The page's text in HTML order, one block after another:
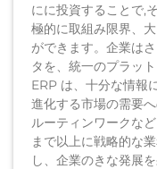
にに投資することで,
極的に取組み限界、
ができます。企業は
タを、統一のプラッ
ERP は、十分な情報
進化する市場の需要
ルーティンワークな
まで以上に戦略的な
し、企業のきな発展